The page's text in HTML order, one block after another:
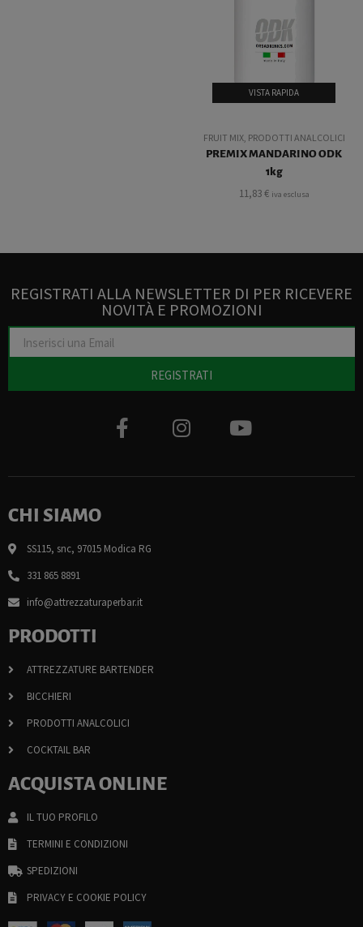
VISTA RAPIDA
FRUIT MIX, PRODOTTI ANALCOLICI
PREMIX MANDARINO ODK
1kg
11,83€ iva esclusa
REGISTRATI ALLA NEWSLETTER DI PER RICEVERE
NOVITÀ E PROMOZIONI
REGISTRATI
CHI SIAMO
SS115, snc, 97015 Modica RG
331 865 8891
info@attrezzaturaperbar.it
PRODOTTI
ATTREZZATURE BARTENDER
BICCHIERI
PRODOTTI ANALCOLICI
COCKTAIL BAR
ACQUISTA ONLINE
IL TUO PROFILO
TERMINI E CONDIZIONI
SPEDIZIONI
PRIVACY E COOKIE POLICY